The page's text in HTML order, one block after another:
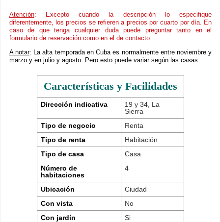
Atención: Excepto cuando la descripción lo especifique
diferentemente, los precios se refieren a precios por cuarto por día. En
caso de que tenga cualquier duda puede preguntar tanto en el
formulario de reservación como en el de contacto.
A notar: La alta temporada en Cuba es normalmente entre noviembre y
marzo y en julio y agosto. Pero esto puede variar según las casas.
Características y Facilidades
Dirección indicativa
19 y 34, La
Sierra
Tipo de negocio
Renta
Tipo de renta
Habitación
Tipo de casa
Casa
Número de
habitaciones
4
Ubicación
Ciudad
Con vista
No
Con jardín
Si